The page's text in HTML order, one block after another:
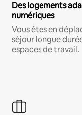
Des logements
numériques
Vous êtes en
séjour longue
espaces de travail.